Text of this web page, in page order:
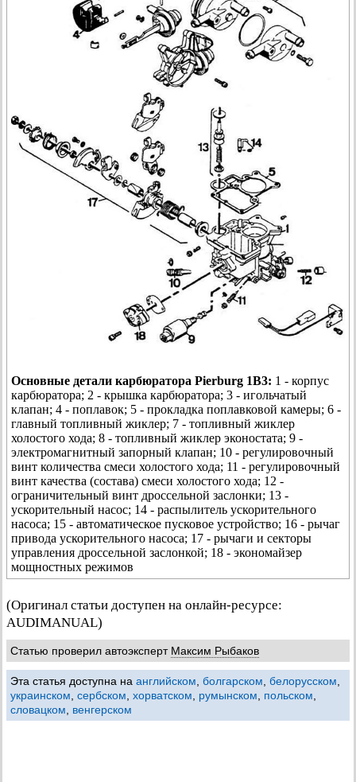
Основные детали карбюратора Pierburg 1В3: 1 - корпус
карбюратора; 2 - крышка карбюратора; 3 - игольчатый
клапан; 4 - поплавок; 5 - прокладка поплавковой камеры; 6 -
главный топливный жиклер; 7 - топливный жиклер
холостого хода; 8 - топливный жиклер эконостата; 9 -
электромагнитный запорный клапан; 10 - регулировочный
винт количества смеси холостого хода; 11 - регулировочный
винт качества (состава) смеси холостого хода; 12 -
ограничительный винт дроссельной заслонки; 13 -
ускорительный насос; 14 - распылитель ускорительного
насоса; 15 - автоматическое пусковое устройство; 16 - рычаг
привода ускорительного насоса; 17 - рычаги и секторы
управления дроссельной заслонкой; 18 - экономайзер
мощностных режимов
(Оригинал статьи доступен на онлайн-ресурсе:
AUDIMANUAL)
Статью проверил автоэксперт Максим Рыбаков
Эта статья доступна на английском болгарском белорусском
украинском сербском хорватском румынском польском
словацком
венгерском